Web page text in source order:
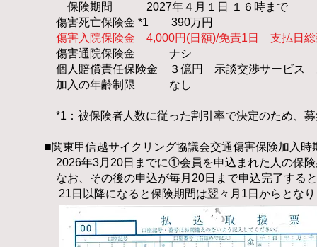
​ 保険期間 2027年４月１日 １６時まで
傷害死亡保険金 *1 390万円
傷害入院保険金 4,000円(日額)/免責1日 支払日総
​ 傷害通院保険金 ナシ
個人賠償責任保険金 ３億円 示談交渉サービス
​ 加入の年齢制限 なし
*1：被保険者人数に従った割引率で決定のため、
■関東甲信越サイクリング協議会交通傷害保険加入時
2026年3月20日までに①会員を申込まれた人の保
なお、その後の申込が毎月20日まで申込完了する
21日以降になると保険期間は翌々月1日からとな